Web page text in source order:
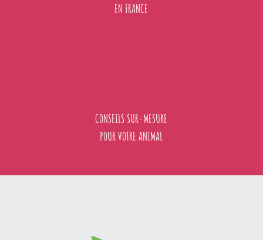
EN FRANCE
CONSEILS SUR-MESURE
POUR VOTRE ANIMAL